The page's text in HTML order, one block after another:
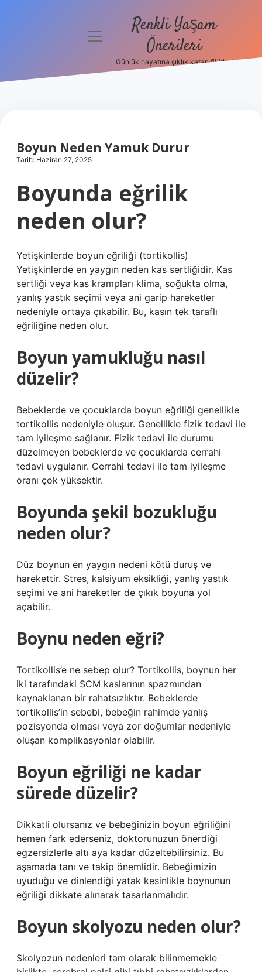
menüyü
Renkli Yaşam
Önerileri
Günlük hayatına şıklık katan fikirler!
Boyun Neden Yamuk Durur
Tarih: Haziran 27, 2025
Boyunda eğrilik
neden olur?
Yetişkinlerde boyun eğriliği (tortikollis)
Yetişkinlerde en yaygın neden kas sertliğidir. Kas
sertliği veya kas krampları klima, soğukta olma,
yanlış yastık seçimi veya ani garip hareketler
nedeniyle ortaya çıkabilir. Bu, kasın tek taraflı
eğriliğine neden olur.
Boyun yamukluğu nasıl
düzelir?
Bebeklerde ve çocuklarda boyun eğriliği genellikle
tortikollis nedeniyle oluşur. Genellikle fizik tedavi ile
tam iyileşme sağlanır. Fizik tedavi ile durumu
düzelmeyen bebeklerde ve çocuklarda cerrahi
tedavi uygulanır. Cerrahi tedavi ile tam iyileşme
oranı çok yüksektir.
Boyunda şekil bozukluğu
neden olur?
Düz boynun en yaygın nedeni kötü duruş ve
harekettir. Stres, kalsiyum eksikliği, yanlış yastık
seçimi ve ani hareketler de çıkık boyuna yol
açabilir.
Boynu neden eğri?
Tortikollis’e ne sebep olur? Tortikollis, boynun her
iki tarafındaki SCM kaslarının spazmından
kaynaklanan bir rahatsızlıktır. Bebeklerde
tortikollis’in sebebi, bebeğin rahimde yanlış
pozisyonda olması veya zor doğumlar nedeniyle
oluşan komplikasyonlar olabilir.
Boyun eğriliği ne kadar
sürede düzelir?
Dikkatli olursanız ve bebeğinizin boyun eğriliğini
hemen fark ederseniz, doktorunuzun önerdiği
egzersizlerle altı aya kadar düzeltebilirsiniz. Bu
aşamada tanı ve takip önemlidir. Bebeğimizin
uyuduğu ve dinlendiği yatak kesinlikle boynunun
eğriliği dikkate alınarak tasarlanmalıdır.
Boyun skolyozu neden olur?
Skolyozun nedenleri tam olarak bilinmemekle